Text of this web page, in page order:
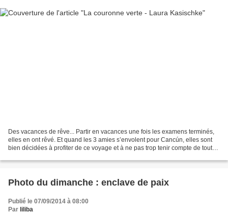
Des vacances de rêve... Partir en vacances une fois les examens terminés,
elles en ont rêvé. Et quand les 3 amies s’envolent pour Cancún, elles sont
bien décidées à profiter de ce voyage et à ne pas trop tenir compte de toutes
Photo du dimanche : enclave de paix
Publié le 07/09/2014 à 08:00
Par liliba